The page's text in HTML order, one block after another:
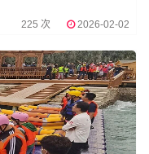
225 次 2026-02-02